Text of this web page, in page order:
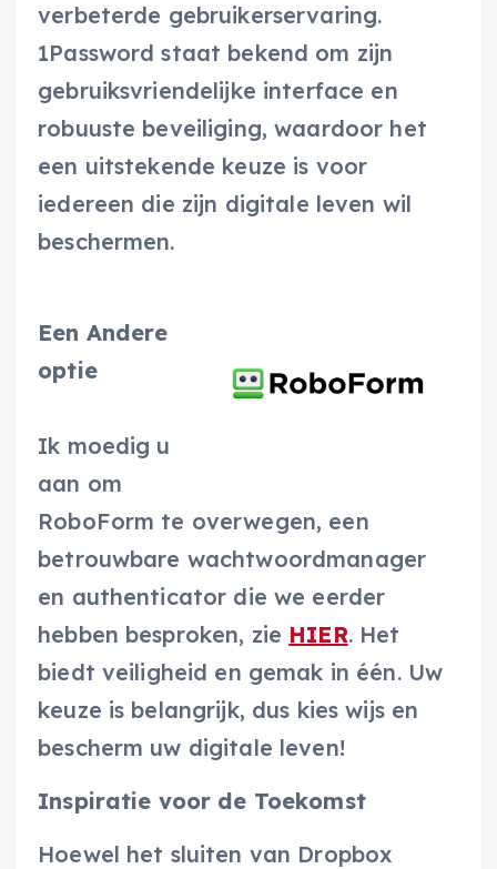
verbeterde gebruikerservaring.
1Password staat bekend om zijn
gebruiksvriendelijke interface en
robuuste beveiliging, waardoor het
een uitstekende keuze is voor
iedereen die zijn digitale leven wil
beschermen.
Een Andere
optie
Ik moedig u
aan om
RoboForm te overwegen, een
betrouwbare wachtwoordmanager
en authenticator die we eerder
hebben besproken, zie HIER. Het
biedt veiligheid en gemak in één. Uw
keuze is belangrijk, dus kies wijs en
bescherm uw digitale leven!
Inspiratie voor de Toekomst
Hoewel het sluiten van Dropbox